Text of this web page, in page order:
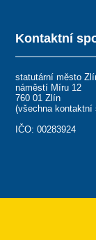
Kontaktní
statutární město
náměstí Míru 12
760 01 Zlín
(všechna kontaktní
IČO: 00283924